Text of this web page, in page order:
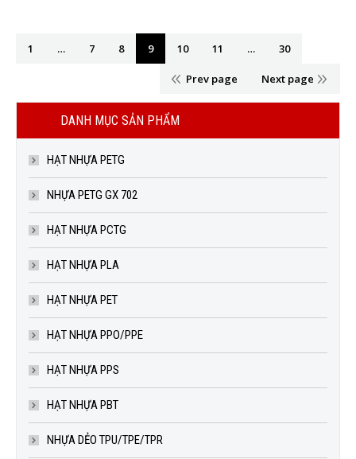
1 … 7 8 9 10 11 … 30
Prev page Next page
DANH MỤC SẢN PHẨM
HẠT NHỰA PETG
NHỰA PETG GX 702
HẠT NHỰA PCTG
HẠT NHỰA PLA
HẠT NHỰA PET
HẠT NHỰA PPO/PPE
HẠT NHỰA PPS
HẠT NHỰA PBT
NHỰA DẺO TPU/TPE/TPR